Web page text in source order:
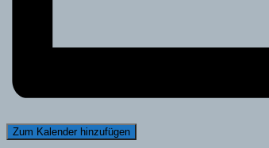
Zum Kalender hinzufügen